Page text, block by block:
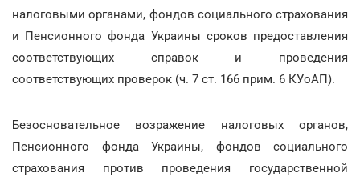
налоговыми органами, фондов социального страхования
и Пенсионного фонда Украины сроков предоставления
соответствующих справок и проведения
соответствующих проверок (ч. 7 ст. 166 прим. 6 КУоАП).
Безосновательное возражение налоговых органов,
Пенсионного фонда Украины, фондов социального
страхования против проведения государственной